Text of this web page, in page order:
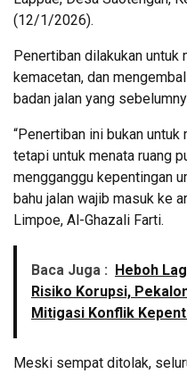
(12/1/2026).
Penertiban dilakukan untuk
kemacetan, dan
badan jalan yang
“Penertiban ini bukan
tetapi untuk menata ruang
mengganggu kepentingan
bahu jalan wajib masuk ke
Limpoe, Al-Ghazali Farti.
Baca Juga : Heboh
Risiko Korupsi,
Mitigasi Konflik
Meski sempat ditolak,